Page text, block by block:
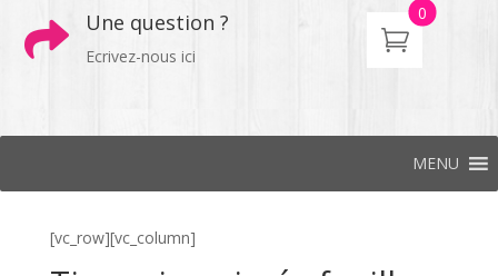
 Une question ?
Ecrivez-nous ici
0
MENU
[vc_row][vc_column]